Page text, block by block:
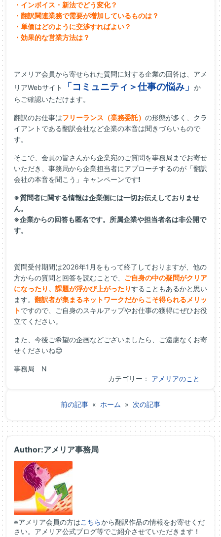
・インボイス・新法でどう変化？
・翻訳関連業務で需要が増加しているものは？
・単価はどのように交渉すればよい？
・効果的な営業方法は？
アメリア会員から寄せられた質問に対する企業の回答は、アメ
リアWebサイト
「コミュニティ＞仕事の悩み」 か
らご確認いただけます。
翻訳のお仕事はフリーランス（業務委託） の形態が多く、クラ
イアントである翻訳会社など企業の本音は聞きづらいもので
す。
そこで、会員の皆さんから企業宛のご質問を事務局までお寄せ
いただき、事務局から企業担当者にアプローチするのが「翻訳
会社の本音を聞こう」キャンペーンです❗
※質問者に関する情報は企業側には一切お伝えしておりませ
ん。
※企業からの回答も匿名です。所属企業や担当者名は非公開で
す。
質問受付期間は2026年1月をもって終了しておりますが、他の
方からの質問と回答を読むことで、 ご自身の中の疑問がクリア
になったり、課題が浮かび上がったりすることもあるかと思い
ます。 翻訳者が集まるネットワークだからこそ得られるメリッ
トですので、ご自身のスキルアップやお仕事の獲得にぜひお役
立てください。
また、今後ご希望の企画などございましたら、ご遠慮なくお寄
せくださいね😊
事務局 N
カテゴリー： アメリアのこと
前の記事 « ホーム » 次の記事
Author:アメリア事務局
※アメリア会員の方はこちらから翻訳作品の情報をお寄せくだ
さい。アメリア公式ブログ等でご紹介させていただきます！